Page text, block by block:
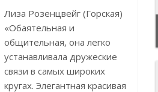
Лиза Розенцвейг (Горская)
«Обаятельная и
общительная, она легко
устанавливала дружеские
связи в самых широких
кругах. Элегантная красивая